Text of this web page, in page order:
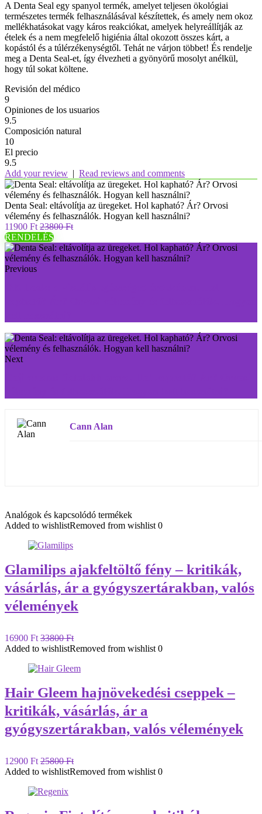
A Denta Seal egy spanyol termék, amelyet teljesen ökológiai
természetes termék felhasználásával készítettek, és amely nem okoz
mellékhatásokat vagy káros reakciókat, amelyek helyreállítják az
ételek és a nem megfelelő higiénia által okozott összes kárt, a
kopástól és a túlérzékenységtől. Tehát ne várjon többet! És rendelje
meg a Denta Seal-et, így élvezheti a gyönyörű mosolyt anélkül,
hogy túl sokat költene.
Revisión del médico
9
Opiniones de los usuarios
9.5
Composición natural
10
El precio
9.5
Add your review | Read reviews and comments
Denta Seal: eltávolítja az üregeket. Hol kapható? Ár? Orvosi
vélemény és felhasználók. Hogyan kell használni?
11900 Ft 23800 Ft
RENDELÉS
Previous
Next
Cann Alan
Analógok és kapcsolódó termékek
Added to wishlistRemoved from wishlist 0
Glamilips ajakfeltöltő fény – kritikák,
vásárlás, ár a gyógyszertárakban, valós
vélemények
16900 Ft 33800 Ft
Added to wishlistRemoved from wishlist 0
Hair Gleem hajnövekedési cseppek –
kritikák, vásárlás, ár a
gyógyszertárakban, valós vélemények
12900 Ft 25800 Ft
Added to wishlistRemoved from wishlist 0